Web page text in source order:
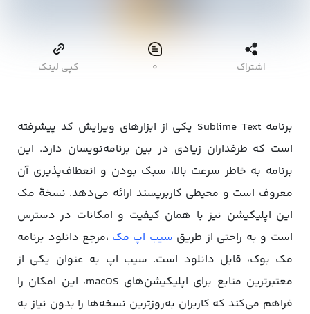
اشتراک ۰ کپی لینک
برنامه Sublime Text یکی از ابزارهای ویرایش کد پیشرفته
است که طرفداران زیادی در بین برنامه‌نویسان دارد. این
برنامه به خاطر سرعت بالا، سبک بودن و انعطاف‌پذیری‌ آن
معروف است و محیطی کاربرپسند ارائه می‌دهد. نسخۀ مک
این اپلیکیشن نیز با همان کیفیت و امکانات در دسترس
است و به راحتی از طریق سیب اپ مک ،مرجع دانلود برنامه
مک بوک، قابل دانلود است. سیب اپ به عنوان یکی از
معتبرترین منابع برای اپلیکیشن‌های macOS، این امکان را
فراهم می‌کند که کاربران به‌روزترین نسخه‌ها را بدون نیاز به